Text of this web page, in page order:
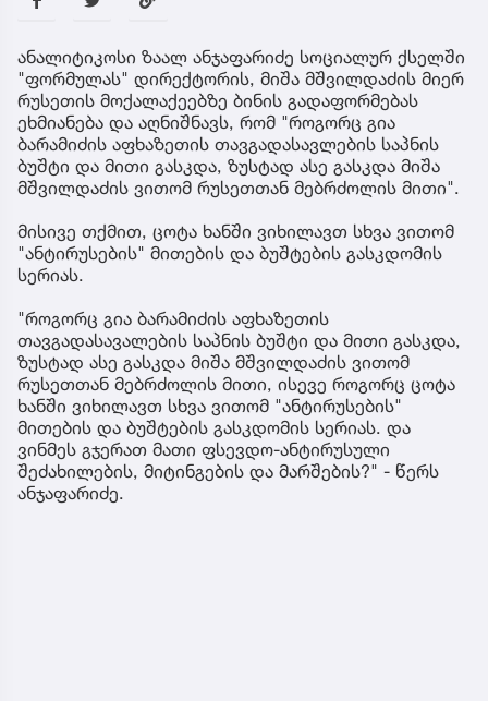
ანალიტიკოსი ზაალ ანჯაფარიძე სოციალურ ქსელში
"ფორმულას" დირექტორის, მიშა მშვილდაძის მიერ
რუსეთის მოქალაქეებზე ბინის გადაფორმებას
ეხმიანება და აღნიშნავს, რომ "როგორც გია
ბარამიძის აფხაზეთის თავგადასავლების საპნის
ბუშტი და მითი გასკდა, ზუსტად ასე გასკდა მიშა
მშვილდაძის ვითომ რუსეთთან მებრძოლის მითი".
მისივე თქმით, ცოტა ხანში ვიხილავთ სხვა ვითომ
"ანტირუსების" მითების და ბუშტების გასკდომის
სერიას.
"როგორც გია ბარამიძის აფხაზეთის
თავგადასავალების საპნის ბუშტი და მითი გასკდა,
ზუსტად ასე გასკდა მიშა მშვილდაძის ვითომ
რუსეთთან მებრძოლის მითი, ისევე როგორც ცოტა
ხანში ვიხილავთ სხვა ვითომ "ანტირუსების"
მითების და ბუშტების გასკდომის სერიას. და
ვინმეს გჯერათ მათი ფსევდო-ანტირუსული
შეძახილების, მიტინგების და მარშების?" - წერს
ანჯაფარიძე.